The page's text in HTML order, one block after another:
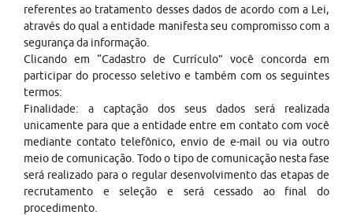
referentes ao tratamento desses dados de acordo com a Lei,
através do qual a entidade manifesta seu compromisso com a
segurança da informação.
Clicando em “Cadastro de Currículo” você concorda em
participar do processo seletivo e também com os seguintes
termos:
Finalidade: a captação dos seus dados será realizada
unicamente para que a entidade entre em contato com você
mediante contato telefônico, envio de e-mail ou via outro
meio de comunicação. Todo o tipo de comunicação nesta fase
será realizado para o regular desenvolvimento das etapas de
recrutamento e seleção e será cessado ao final do
procedimento.